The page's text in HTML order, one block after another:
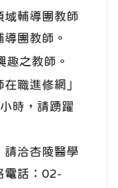
域輔導團教師
團教師。
趣之教師。
職進修網」
時，請踴躍
請洽杏陵醫學
電話：02-